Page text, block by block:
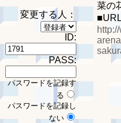
変更する人：
ID:
PASS:
パスワードを記録す
る
パスワードを記録し
ない
菜の